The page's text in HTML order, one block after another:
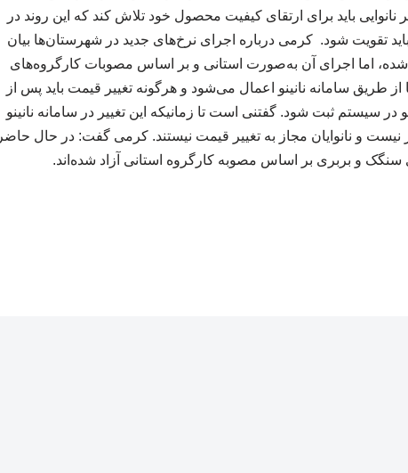
باید برای ارتقای کیفیت محصول خود تلاش کند که این روند در
تقویت شود. کرمی درباره اجرای نرخ‌های جدید در شهرستان‌ها بیان
اما اجرای آن به‌صورت استانی و بر اساس مصوبات کارگروه‌های
از طریق سامانه نانینو اعمال می‌شود و هرگونه تغییر قیمت باید پس از
در سیستم ثبت شود. گفتنی است تا زمانیکه این تغییر در سامانه نانینو
نیست و نانوایان مجاز به تغییر قیمت نیستند. کرمی گفت: در حال حاضر
سنگک و بربری بر اساس مصوبه کارگروه استانی آزاد شده‌اند.